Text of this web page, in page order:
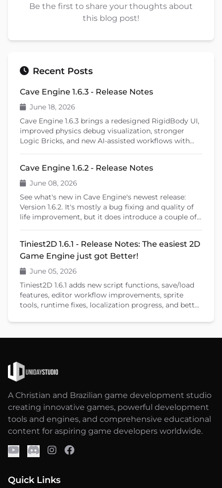
Be the first to share your thoughts about
this blog post!
Recent Posts
Cave Engine 1.6.3 - Release Notes
June 18, 2026
Cave Engine 1.6.3 brings a redesigned RigidBody UI,
improved physics debug visualization, stronger
Logic Bricks, and new AI-assisted workflows with
learning tools, and previews upcoming features like
shader editing and ragdoll physics.
Cave Engine 1.6.2 - Release Notes
June 08, 2026
See what's new in Cave Engine's newest release:
Version 1.6.2. It's mostly a bug fixing and quality of
life improvement, but it does introduce a couple of
Tiniest2D 1.6.1 - Release Notes: The easiest 2D
Game Engine just got Better!
June 05, 2026
Tiniest2D 1.6.1 adds new script functions, save/load
features, editor workflow improvements, sprite
tools, runtime fixes, localization progress, and better
A Christian and Brazilian game development studio
creating innovative games, powerful development
tools and engines, and comprehensive educational
content for aspiring game developers worldwide.
Quick Links